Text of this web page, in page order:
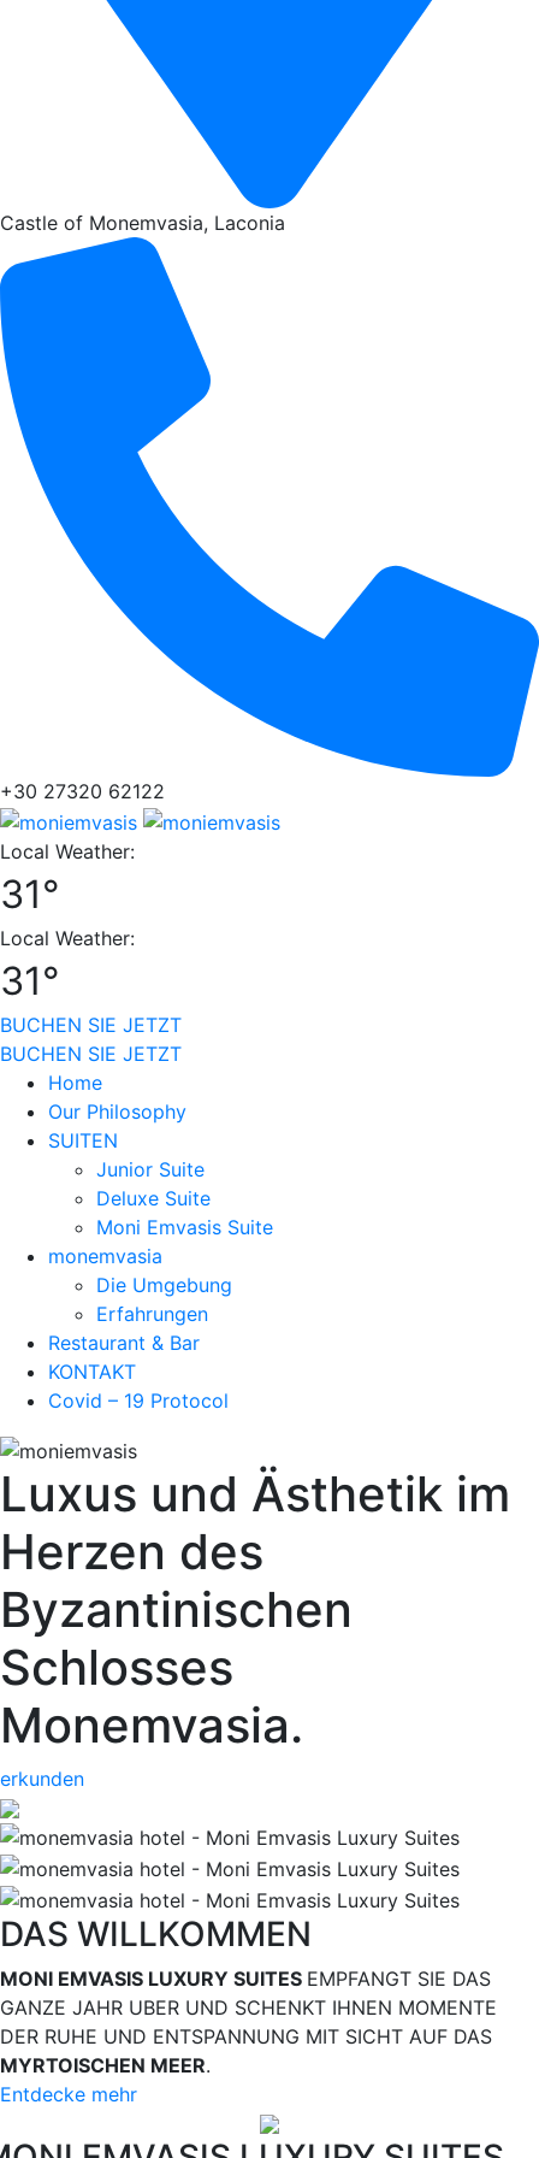
Castle of Monemvasia, Laconia
+30 27320 62122
Local Weather:
31°
Local Weather:
31°
BUCHEN SIE JETZT
BUCHEN SIE JETZT
Home
Our Philosophy
SUITEN
Junior Suite
Deluxe Suite
Moni Emvasis Suite
monemvasia
Die Umgebung
Erfahrungen
Restaurant & Bar
KONTAKT
Covid – 19 Protocol
Luxus und Ästhetik im
Herzen des
Byzantinischen
Schlosses
Monemvasia.
erkunden
DAS WILLKOMMEN
MONI EMVASIS LUXURY SUITES EMPFANGT SIE DAS
GANZE JAHR UBER UND SCHENKT IHNEN MOMENTE
DER RUHE UND ENTSPANNUNG MIT SICHT AUF DAS
MYRTOISCHEN MEER.
Entdecke mehr